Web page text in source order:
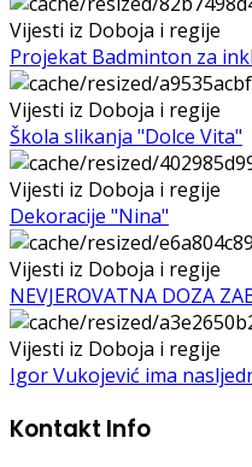
Vijesti iz Doboja i regije
Projekat Badminton za
Vijesti iz Doboja i regije
Škola slikanja "Dolce Vita"
Vijesti iz Doboja i regije
Dekoracije "Nina"
Vijesti iz Doboja i regije
NEVJEROVATNA DOZA
Vijesti iz Doboja i regije
Igor Vukojević ima
Kontakt Info